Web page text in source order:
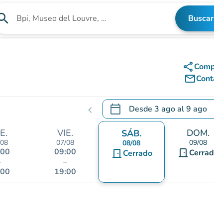
Buscar un establecimiento Buscar
share
mail_outline
chevron_left calendar_today Desde 3 agoal9 ago
.Abra el calendario para
VIE.
07/08
09:00
–
19:00
SÁB.
08/08
door_front Cerrado
DOM.
09/08
door_front